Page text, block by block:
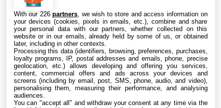
Apple teste iOS 26.6.1 sur iPhone pour des
correctifs
With our 226partners , we wish to store and access information on
your devices (cookies, pixels in emails, etc.), combine and share
your personal data with our partners, whether collected on this
website or in our emails, already held by some of us, or obtained
later, including in other contexts.
Processing this data (identifiers, browsing, preferences, purchases,
loyalty programs, IP, postal addresses and emails, phone, precise
geolocation, etc.) allows developing and offering you services,
content, commercial offers and ads across your devices and
screens (including by email, post, SMS, phone, audio, and video),
personalising them, measuring their performance, and analysing
audiences.
You can "accept all" and withdraw your consent at any time via the